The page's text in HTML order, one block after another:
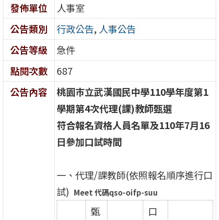
發佈單位
人事室
公告類別
行政公告, 人事公告
公告等級
急件
點閱次數
687
公告內容
桃園巿立武漢國民中學110學年度第1
學期第4次代理(課)教師甄選
符合報名資格人員名單及110年7月16
日參加口試時間
一、代理/課教師(依照報名順序進行口
試) Meet代碼qso-oifp-suu
甄
口